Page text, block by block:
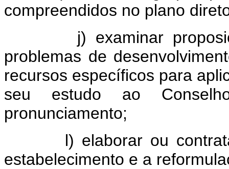
compreendidos no plano
j) examinar
problemas de
recursos específicos para
seu estudo ao
pronunciamento;
l) elaborar ou contratar
estabelecimento e a